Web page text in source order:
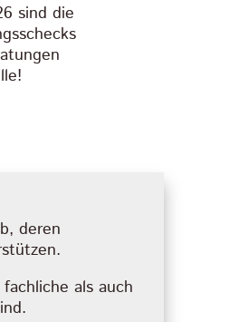
sind die
deren
als auch